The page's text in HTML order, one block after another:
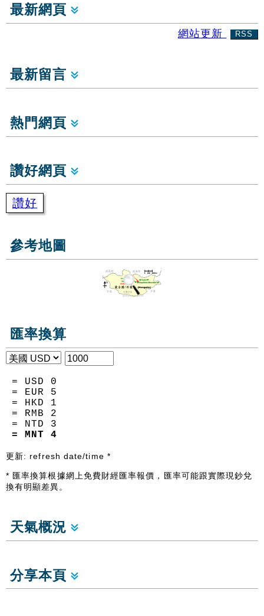
最新網頁
網站更新 RSS
最新留言
熱門網頁
讚好網頁
讚好
參考地圖
匯率換算
= USD 0
= EUR 5
= HKD 1
= RMB 2
= NTD 3
= MNT4
更新: refresh date/time *
* 匯率換算根據網上免費財經匯率報價，匯率可能跟實際現鈔兌
換有明顯差異。
天氣概況
分享本頁